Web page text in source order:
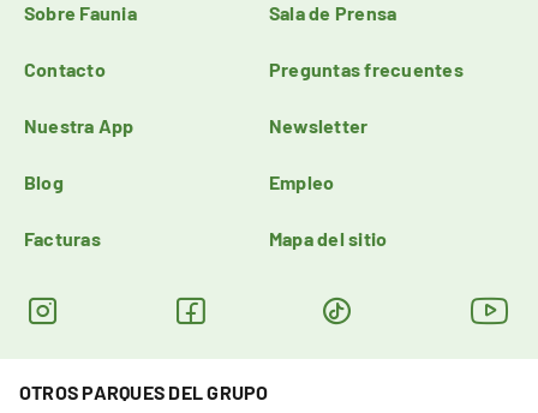
Sobre Faunia Sala de Prensa
Contacto Preguntas frecuentes
Nuestra App Newsletter
Blog Empleo
Facturas Mapa del sitio
OTROS PARQUES DEL GRUPO